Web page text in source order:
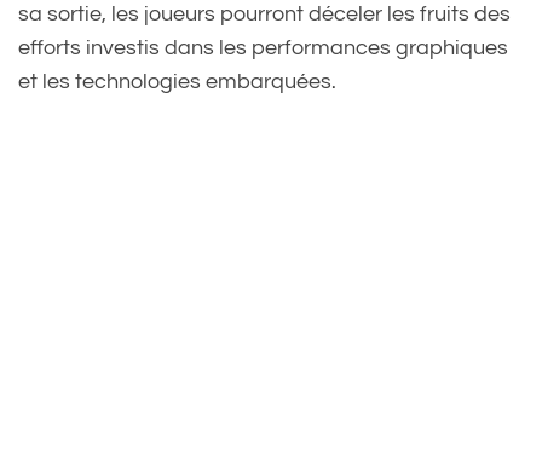
sa sortie, les joueurs pourront déceler les fruits des
efforts investis dans les performances graphiques
et les technologies embarquées.